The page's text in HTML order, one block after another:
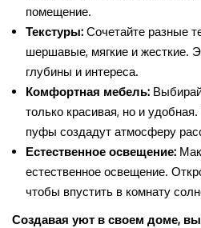
помещение.
Текстуры: Сочетайте разные
шершавые, мягкие и жесткие.
глубины и интереса.
Комфортная мебель:
только красивая, но и
пуфы создадут атмосферу
Естественное освещение:
естественное освещение.
чтобы впустить в комнату
Создавая уют в своем доме,